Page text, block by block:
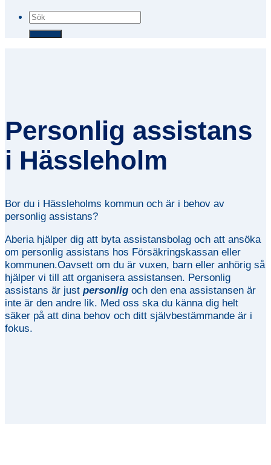
Personlig assistans
i Hässleholm
Bor du i Hässleholms kommun och är i behov av
personlig assistans?
Aberia hjälper dig att byta assistansbolag och att ansöka
om personlig assistans hos Försäkringskassan eller
kommunen.Oavsett om du är vuxen, barn eller anhörig så
hjälper vi till att organisera assistansen. Personlig
assistans är just personlig och den ena assistansen är
inte är den andre lik. Med oss ska du känna dig helt
säker på att dina behov och ditt självbestämmande är i
fokus.